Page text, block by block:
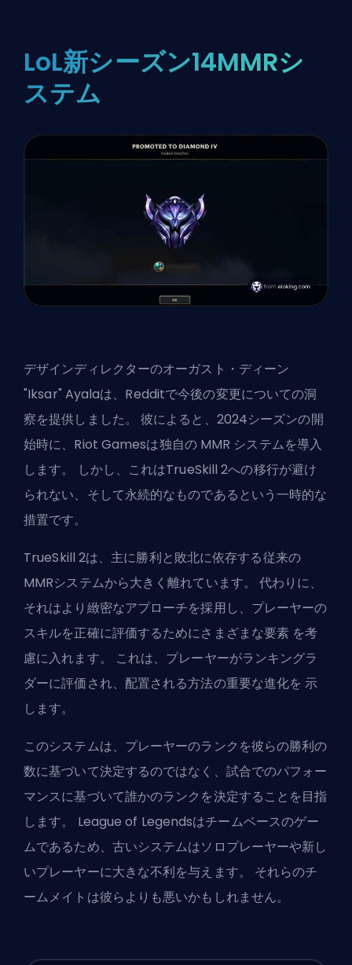
LoL新シーズン14MMRシ
ステム
デザインディレクターのオーガスト・ディーン
"Iksar" Ayalaは、Redditで今後の変更についての洞
察を提供しました。 彼によると、2024シーズンの開
始時に、Riot Gamesは独自の MMR システムを導入
します。 しかし、これはTrueSkill 2への移行が避け
られない、そして永続的なものであるという一時的な
措置です。
TrueSkill 2は、主に勝利と敗北に依存する従来の
MMRシステムから大きく離れています。 代わりに、
それはより緻密なアプローチを採用し、プレーヤーの
スキルを正確に評価するためにさまざまな要素 を考
慮に入れます。 これは、プレーヤーがランキングラ
ダーに評価され、配置される方法の重要な進化を 示
します。
このシステムは、プレーヤーのランクを彼らの勝利の
数に基づいて決定するのではなく、試合でのパフォー
マンスに基づいて誰かのランクを決定することを目指
します。 League of Legendsはチームベースのゲー
ムであるため、古いシステムはソロプレーヤーや新し
いプレーヤーに大きな不利を与えます。 それらのチ
ームメイトは彼らよりも悪いかもしれません。